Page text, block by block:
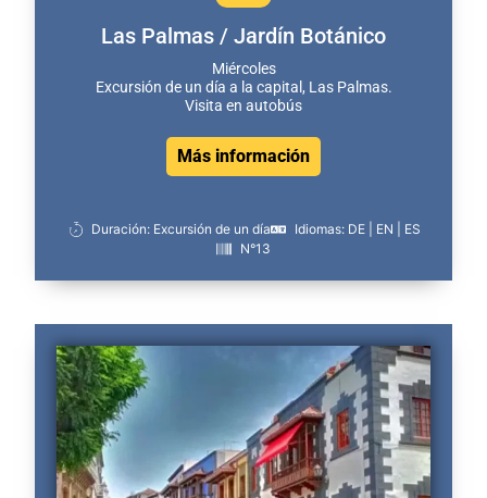
Las Palmas / Jardín Botánico
Miércoles
Excursión de un día a la capital, Las Palmas.
Visita en autobús
Más información
Duración: Excursión de un día
Idiomas: DE | EN | ES
N°13